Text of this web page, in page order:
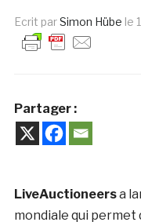
Ecrit parSimon Hübe le
Partager :
LiveAuctioneersa
mondiale qui permet